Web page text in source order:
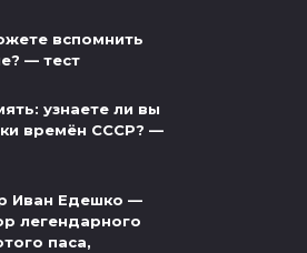
вспомнить
— тест
узнаете ли вы
времён СССР? —
Иван Едешко —
легендарного
паса,